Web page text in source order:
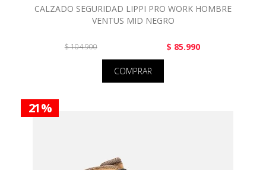
CALZADO SEGURIDAD LIPPI PRO WORK HOMBRE
VENTUS MID NEGRO
$ 104.900 $ 85.990
COMPRAR
21 %